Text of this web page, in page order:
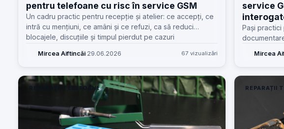
pentru telefoane cu risc în service GSM
Un cadru practic pentru recepție și atelier: ce accepți, ce
intră cu mențiuni, ce amâni și ce refuzi, ca să reduci
blocajele, discuțiile și timpul pierdut pe cazuri
Mircea Aiftincăi·29.06.2026 67 vizualizări
service
Pași
Mircea
REPARAȚII TELEFOANE REPARAȚII